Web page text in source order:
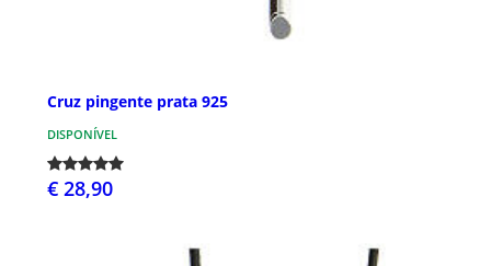
Cruz pingente prata 925
DISPONÍVEL
€ 28,90